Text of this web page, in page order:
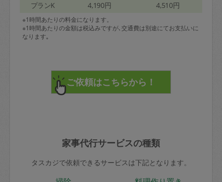
プランK 4,190円 4,510円
※1時間あたりの料金になります。
※1時間あたりの金額は税込みですが､交通費は別途にてお支払いに
なります｡
家事代行サービスの種類
タスカジで依頼できるサービスは下記となります。